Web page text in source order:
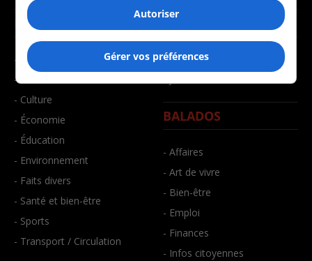
NOUVELLES
- Affaires municipales
- Communauté / Social
- Culture
- Économie
- Éducation
- Environnement
- Faits divers
- Santé et bien-être
- Sports
- Transport / Circulation
MUSIQUE
- Décompte franco
BALADOS
- Affaires
- Art de vivre
- Bien-être
- Emploi
- Finances
- Infos citoyennes
Autoriser
Gérer vos préférences